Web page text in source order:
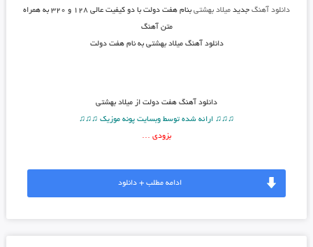
دانلود آهنگجدید میلاد بهشتیبنام هفت دولت
با دو کیفیت عالی ۱۲۸ و ۳۲۰ به همراه
متن آهنگ
دانلود آهنگ میلاد بهشتی به نام هفت دولت
دانلود آهنگهفت دولت از میلاد بهشتی
♫♫♫ ارائه شده توسط وبسایت پونه موزیک ♫♫♫
بزودی …
ادامه مطلب + دانلود